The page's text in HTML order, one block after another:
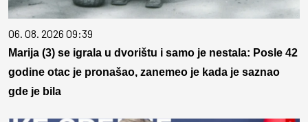
06. 08. 2026 09:39
Marija (3) se igrala u dvorištu i samo je nestala: Posle 42
godine otac je pronašao, zanemeo je kada je saznao
gde je bila